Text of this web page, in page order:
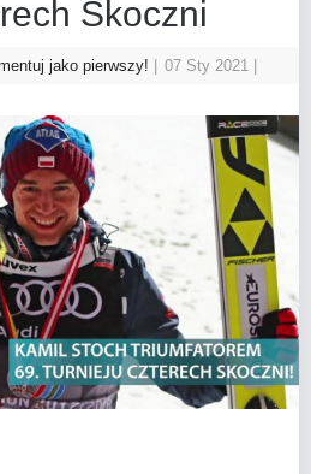
Skoczni
jako pierwszy! 07 Sty 2021